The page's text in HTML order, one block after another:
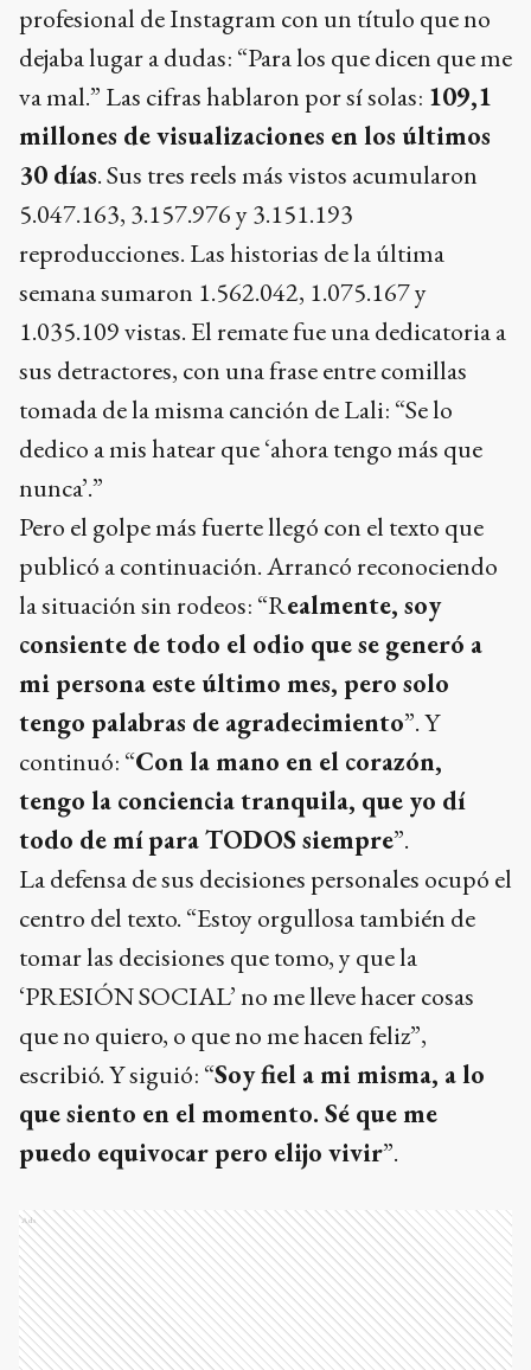
profesional de Instagram con un título que no
dejaba lugar a dudas: “Para los que dicen que me
va mal.” Las cifras hablaron por sí solas: 109,1
millones de visualizaciones en los últimos
30 días. Sus tres reels más vistos acumularon
5.047.163, 3.157.976 y 3.151.193
reproducciones. Las historias de la última
semana sumaron 1.562.042, 1.075.167 y
1.035.109 vistas. El remate fue una dedicatoria a
sus detractores, con una frase entre comillas
tomada de la misma canción de Lali: “Se lo
dedico a mis hatear que ‘ahora tengo más que
nunca’.”
Pero el golpe más fuerte llegó con el texto que
publicó a continuación. Arrancó reconociendo
la situación sin rodeos: “Realmente, soy
consiente de todo el odio que se generó a
mi persona este último mes, pero solo
tengo palabras de agradecimiento”. Y
continuó: “Con la mano en el corazón,
tengo la conciencia tranquila, que yo dí
todo de mí para TODOS siempre”.
La defensa de sus decisiones personales ocupó el
centro del texto. “Estoy orgullosa también de
tomar las decisiones que tomo, y que la
‘PRESIÓN SOCIAL’ no me lleve hacer cosas
que no quiero, o que no me hacen feliz”,
escribió. Y siguió: “Soy fiel a mi misma, a lo
que siento en el momento. Sé que me
puedo equivocar pero elijo vivir”.
Ads